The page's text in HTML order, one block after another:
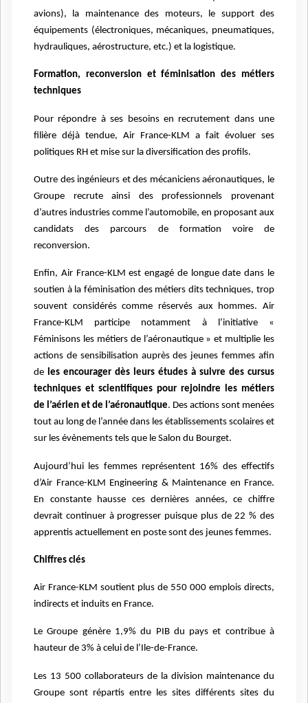
avions), la maintenance des moteurs, le support des
équipements (électroniques, mécaniques, pneumatiques,
hydrauliques, aérostructure, etc.) et la logistique.
Formation, reconversion et féminisation des métiers
techniques
Pour répondre à ses besoins en recrutement dans une
filière déjà tendue, Air France-KLM a fait évoluer ses
politiques RH et mise sur la diversification des profils.
Outre des ingénieurs et des mécaniciens aéronautiques, le
Groupe recrute ainsi des professionnels provenant
d’autres industries comme l’automobile, en proposant aux
candidats des parcours de formation voire de
reconversion.
Enfin, Air France-KLM est engagé de longue date dans le
soutien à la féminisation des métiers dits techniques, trop
souvent considérés comme réservés aux hommes. Air
France-KLM participe notamment à l’initiative «
Féminisons les métiers de l’aéronautique » et multiplie les
actions de sensibilisation auprès des jeunes femmes afin
de les encourager dès leurs études à suivre des cursus
techniques et scientifiques pour rejoindre les métiers
de l’aérien et de l’aéronautique. Des actions sont menées
tout au long de l’année dans les établissements scolaires et
sur les évènements tels que le Salon du Bourget.
Aujourd’hui les femmes représentent 16% des effectifs
d’Air France-KLM Engineering & Maintenance en France.
En constante hausse ces dernières années, ce chiffre
devrait continuer à progresser puisque plus de 22 % des
apprentis actuellement en poste sont des jeunes femmes.
Chiffres clés
Air France-KLM soutient plus de 550 000 emplois directs,
indirects et induits en France.
Le Groupe génère 1,9% du PIB du pays et contribue à
hauteur de 3% à celui de l’Ile-de-France.
Les 13 500 collaborateurs de la division maintenance du
Groupe sont répartis entre les sites différents sites du